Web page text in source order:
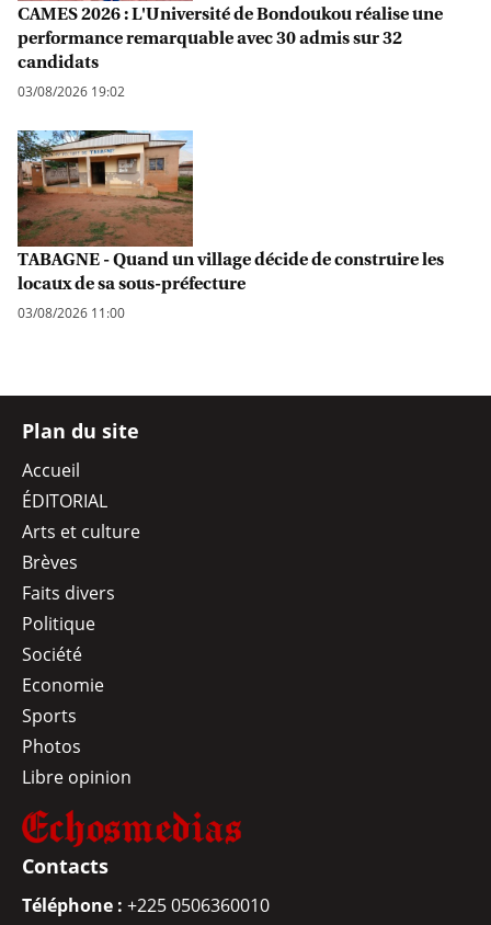
CAMES 2026 : L'Université de Bondoukou réalise une
performance remarquable avec 30 admis sur 32
candidats
03/08/2026 19:02
TABAGNE - Quand un village décide de construire les
locaux de sa sous-préfecture
03/08/2026 11:00
Plan du site
Accueil
ÉDITORIAL
Arts et culture
Brèves
Faits divers
Politique
Société
Economie
Sports
Photos
Libre opinion
Contacts
Téléphone : +225 0506360010